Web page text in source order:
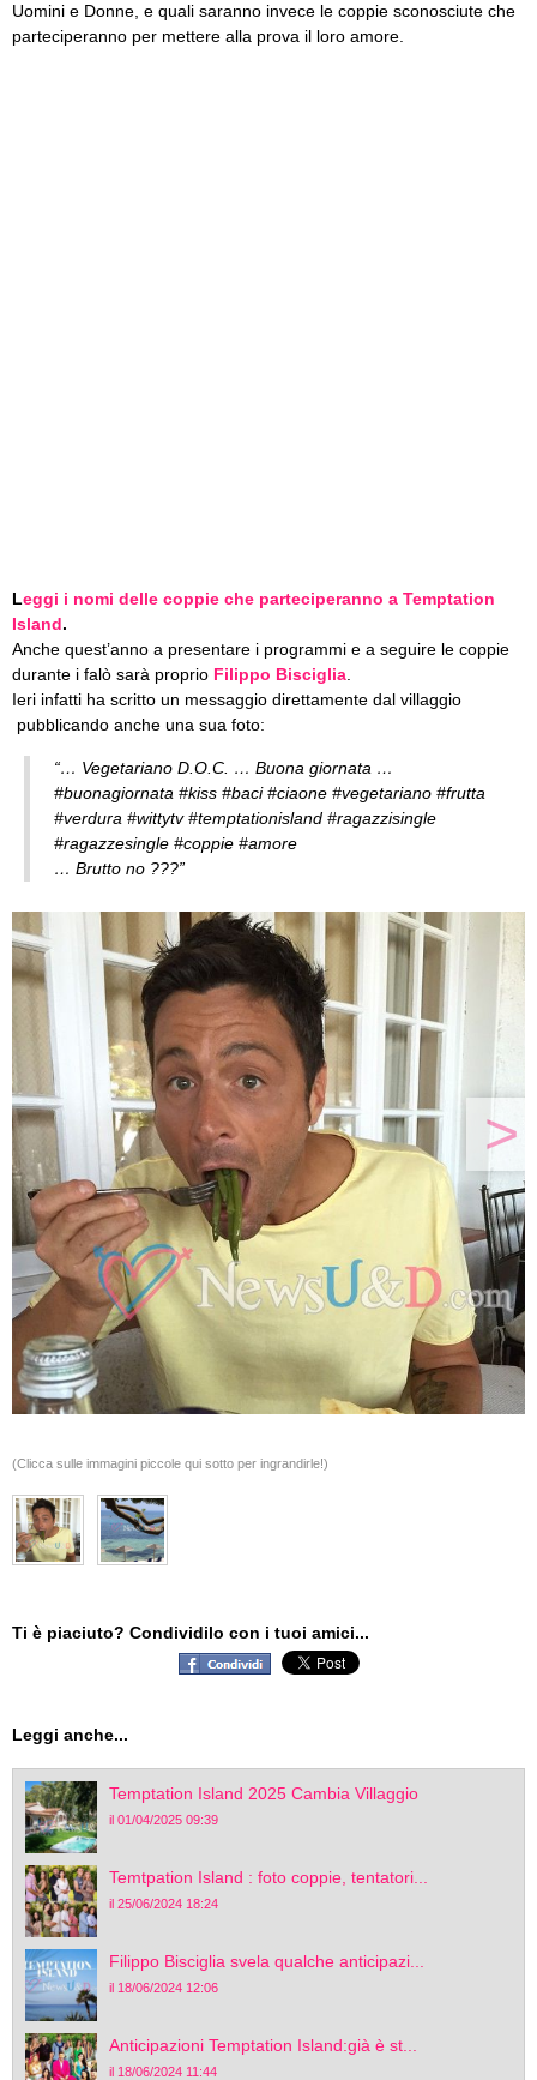
Uomini e Donne, e quali saranno invece le coppie sconosciute che
parteciperanno per mettere alla prova il loro amore.
Leggi i nomi delle coppie che parteciperanno a Temptation
Island.
Anche quest’anno a presentare i programmi e a seguire le coppie
durante i falò sarà proprio Filippo Bisciglia
Ieri infatti ha scritto un messaggio direttamente dal villaggio
pubblicando anche una sua foto:
“… Vegetariano D.O.C. … Buona giornata …
#buonagiornata #kiss #baci #ciaone #vegetariano #frutta
#verdura #wittytv #temptationisland #ragazzisingle
#ragazzesingle #coppie #amore
… Brutto no ???”
>
(Clicca sulle immagini piccole qui sotto per ingrandirle!)
Ti è piaciuto? Condividilo con i tuoi amici...
Leggi anche...
Temptation Island 2025 Cambia Villaggio
il 01/04/2025 09:39
Temtpation Island : foto coppie, tentatori...
il 25/06/2024 18:24
Filippo Bisciglia svela qualche anticipazi...
il 18/06/2024 12:06
Anticipazioni Temptation Island:già è st...
il 18/06/2024 11:44